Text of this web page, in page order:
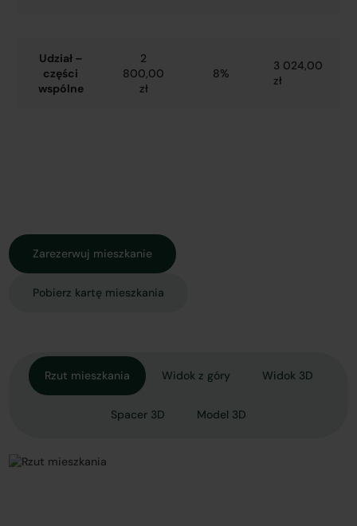
Rzut mieszkania Widok z góry Widok 3D
Spacer 3D Model 3D
Udział –
części
wspólne
2
800,00
zł
8%
3 024,00
zł
Zarezerwuj mieszkanie
Pobierz kartę mieszkania